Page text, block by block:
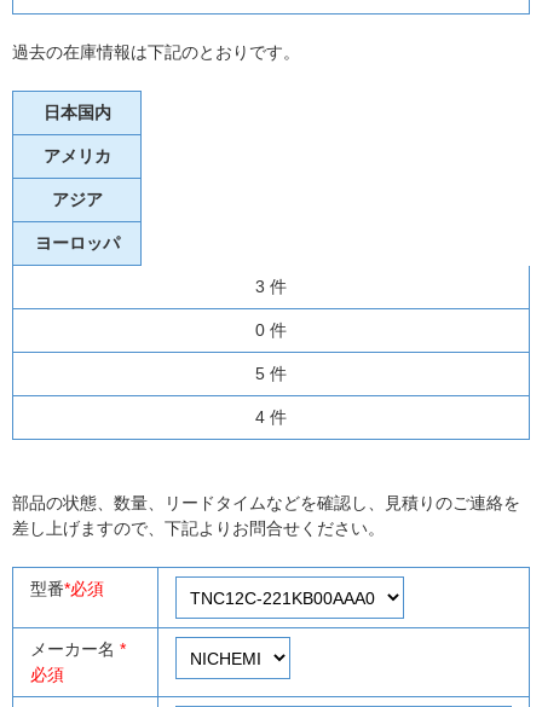
過去の在庫情報は下記のとおりです。
日本国内
アメリカ
アジア
ヨーロッパ
3 件
0 件
5 件
4 件
部品の状態、数量、リードタイムなどを確認し、見積りのご連絡を
差し上げますので、下記よりお問合せください。
型番*必須
メーカー名 *
必須